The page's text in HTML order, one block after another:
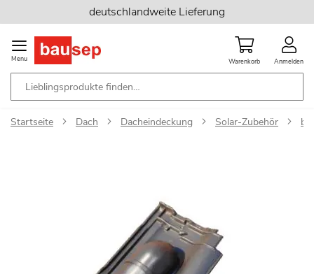
Inhalt
springen
deutschlandweite Lieferung
Menu Warenkorb Anmelden
Startseite Dach Dacheindeckung Solar-Zubehör